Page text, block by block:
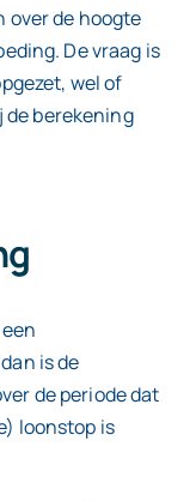
over de hoogte
De vraag is
wel of
de berekening
is de
de periode dat
loonstop is